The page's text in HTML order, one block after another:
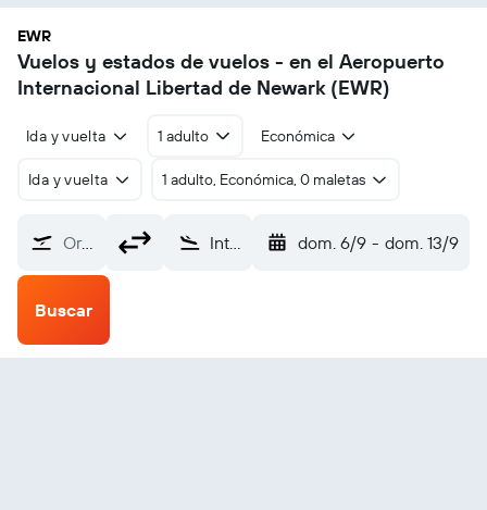
EWR
Vuelos y estados de vuelos - en el Aeropuerto
Internacional Libertad de Newark (EWR)
Ida y vuelta 1 adulto Económica
Ida y vuelta 1 adulto, Económica, 0 maletas
Origen Internacional Libertad de Newark (EWR) dom. 6/9 - dom. 13/9
Buscar